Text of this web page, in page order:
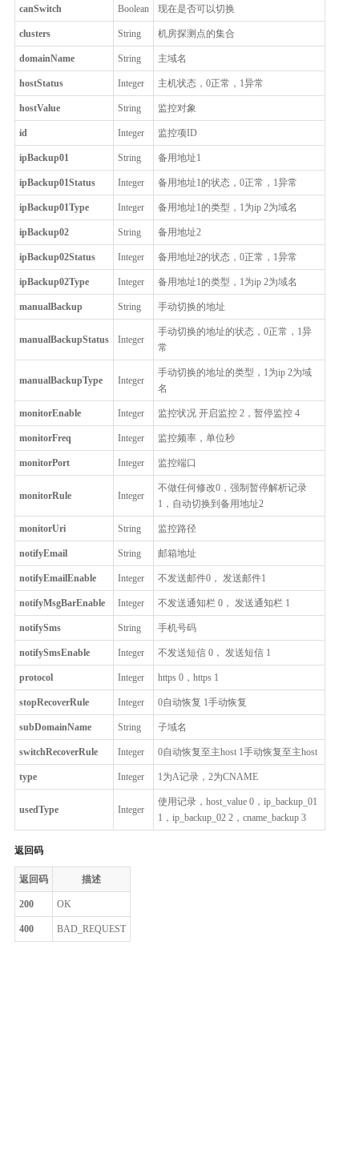
canSwitch Boolean 现在是否可以切换
clusters String 机房探测点的集合
domainName String 主域名
hostStatus Integer 主机状态，0正常，1异常
hostValue String 监控对象
id Integer 监控项ID
ipBackup01 String 备用地址1
ipBackup01Status Integer 备用地址1的状态，0正常，1异常
ipBackup01Type Integer 备用地址1的类型，1为ip 2为域名
ipBackup02 String 备用地址2
ipBackup02Status Integer 备用地址2的状态，0正常，1异常
ipBackup02Type Integer 备用地址1的类型，1为ip 2为域名
manualBackup String 手动切换的地址
manualBackupStatus Integer
手动切换的地址的状态，0正常，1异
常
manualBackupType Integer
手动切换的地址的类型，1为ip 2为域
名
monitorEnable Integer 监控状况 开启监控 2，暂停监控 4
monitorFreq Integer 监控频率，单位秒
monitorPort Integer 监控端口
monitorRule Integer
不做任何修改0，强制暂停解析记录
1，自动切换到备用地址2
monitorUri String 监控路径
notifyEmail String 邮箱地址
notifyEmailEnable Integer 不发送邮件0， 发送邮件1
notifyMsgBarEnable Integer 不发送通知栏 0， 发送通知栏 1
notifySms String 手机号码
notifySmsEnable Integer 不发送短信 0， 发送短信 1
protocol Integer https 0，https 1
stopRecoverRule Integer 0自动恢复 1手动恢复
subDomainName String 子域名
switchRecoverRule Integer 0自动恢复至主host 1手动恢复至主host
type Integer 1为A记录，2为CNAME
usedType Integer
使用记录，host_value 0，ip_backup_01
1，ip_backup_02 2，cname_backup 3
返回码
返回码 描述
200 OK
400 BAD_REQUEST